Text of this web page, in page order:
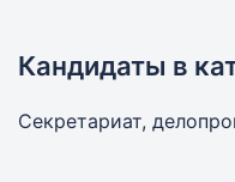
Кандидаты в
Секретариат,